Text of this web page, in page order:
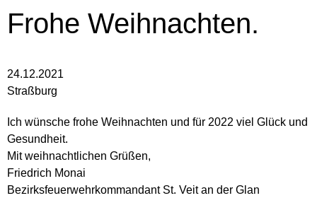
Frohe Weihnachten.
24.12.2021
Straßburg
Ich wünsche frohe Weihnachten und für 2022 viel Glück und
Gesundheit.
Mit weihnachtlichen Grüßen,
Friedrich Monai
Bezirksfeuerwehrkommandant St. Veit an der Glan